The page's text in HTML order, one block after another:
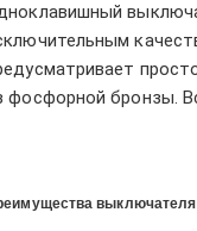
фосфорной бронзы.
выключателя